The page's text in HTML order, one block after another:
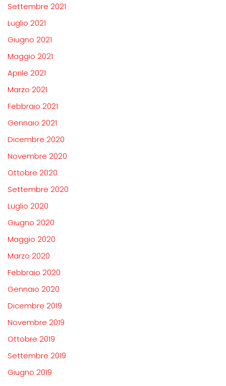
Settembre 2021
Luglio 2021
Giugno 2021
Maggio 2021
Aprile 2021
Marzo 2021
Febbraio 2021
Gennaio 2021
Dicembre 2020
Novembre 2020
Ottobre 2020
Settembre 2020
Luglio 2020
Giugno 2020
Maggio 2020
Marzo 2020
Febbraio 2020
Gennaio 2020
Dicembre 2019
Novembre 2019
Ottobre 2019
Settembre 2019
Giugno 2019